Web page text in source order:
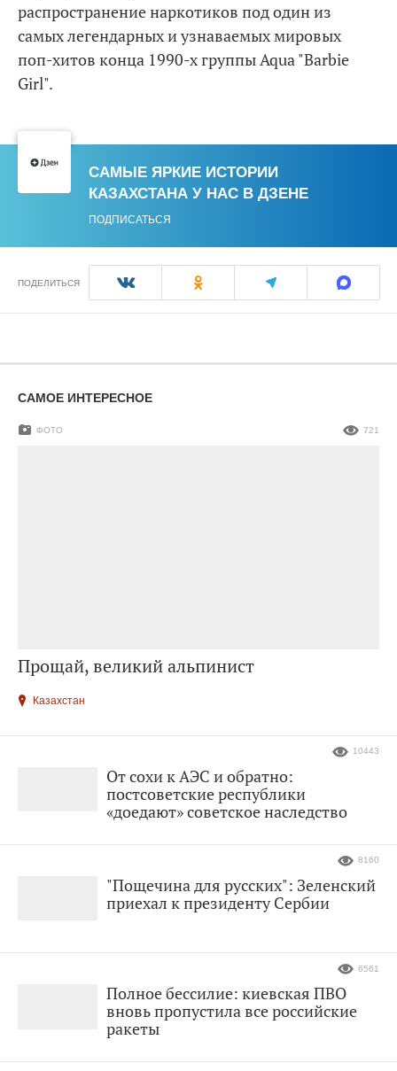
распространение наркотиков под один из
самых легендарных и узнаваемых мировых
поп-хитов конца 1990-х группы Aqua "Barbie
Girl".
САМЫЕ ЯРКИЕ ИСТОРИИ
КАЗАХСТАНА У НАС В ДЗЕНЕ
ПОДПИСАТЬСЯ
ПОДЕЛИТЬСЯ
САМОЕ ИНТЕРЕСНОЕ
Прощай, великий альпинист
ФОТО 721
Казахстан
От сохи к АЭС и обратно:
постсоветские республики
«доедают» советское наследство
10443
"Пощечина для русских": Зеленский
приехал к президенту Сербии
8160
Полное бессилие: киевская ПВО
вновь пропустила все российские
ракеты
6561